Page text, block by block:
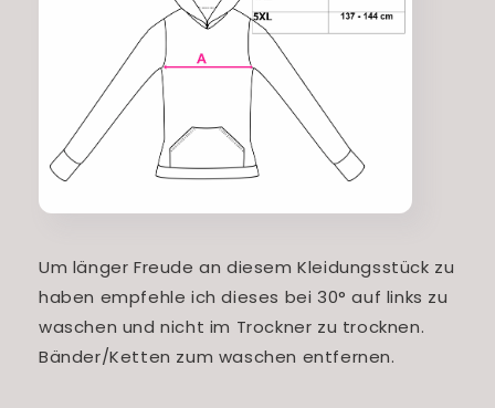
Um länger Freude an diesem Kleidungsstück zu
haben empfehle ich dieses bei 30° auf links zu
waschen und nicht im Trockner zu trocknen.
Bänder/Ketten zum waschen entfernen.